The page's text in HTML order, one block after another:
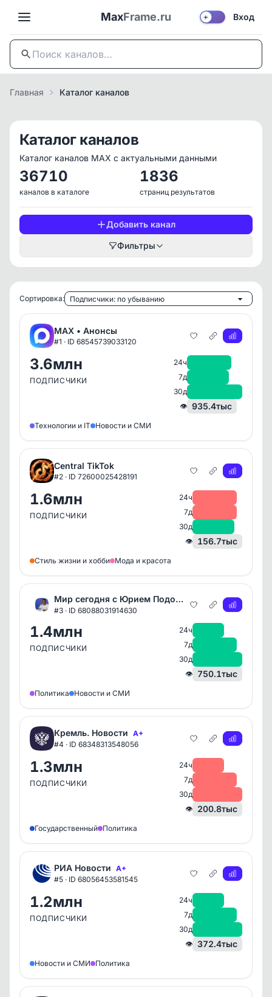
MaxFrame.ru ☀️ Вход
Главная Каталог каналов
Каталог каналов
Каталог каналов MAX с актуальными данными
36710
каналов в каталоге
1836
страниц результатов
Добавить канал
Фильтры
Сортировка:
MAX • Анонсы
#1 · ID 68545739033120
3.6млн
ПОДПИСЧИКИ
24ч
7д
30д
👁 935.4тыс
Технологии и IT Новости и СМИ
Central TikTok
#2 · ID 72600025428191
1.6млн
ПОДПИСЧИКИ
24ч
7д
30д
👁 156.7тыс
Стиль жизни и хобби Мода и красота
Мир сегодня с Юрием Подолякой
A+
#3 · ID 68088031914630
1.4млн
ПОДПИСЧИКИ
24ч
7д
30д
👁 750.1тыс
Политика Новости и СМИ
Кремль. Новости A+
#4 · ID 68348313548056
1.3млн
ПОДПИСЧИКИ
24ч
7д
30д
👁 200.8тыс
Государственный Политика
РИА Новости A+
#5 · ID 68056453581545
1.2млн
ПОДПИСЧИКИ
24ч
7д
30д
👁 372.4тыс
Новости и СМИ Политика